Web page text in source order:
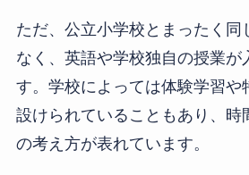
ただ、公立小学校とまったく同
なく、英語や学校独自の授業が
す。学校によっては体験学習や
設けられていることもあり、時
の考え方が表れています。